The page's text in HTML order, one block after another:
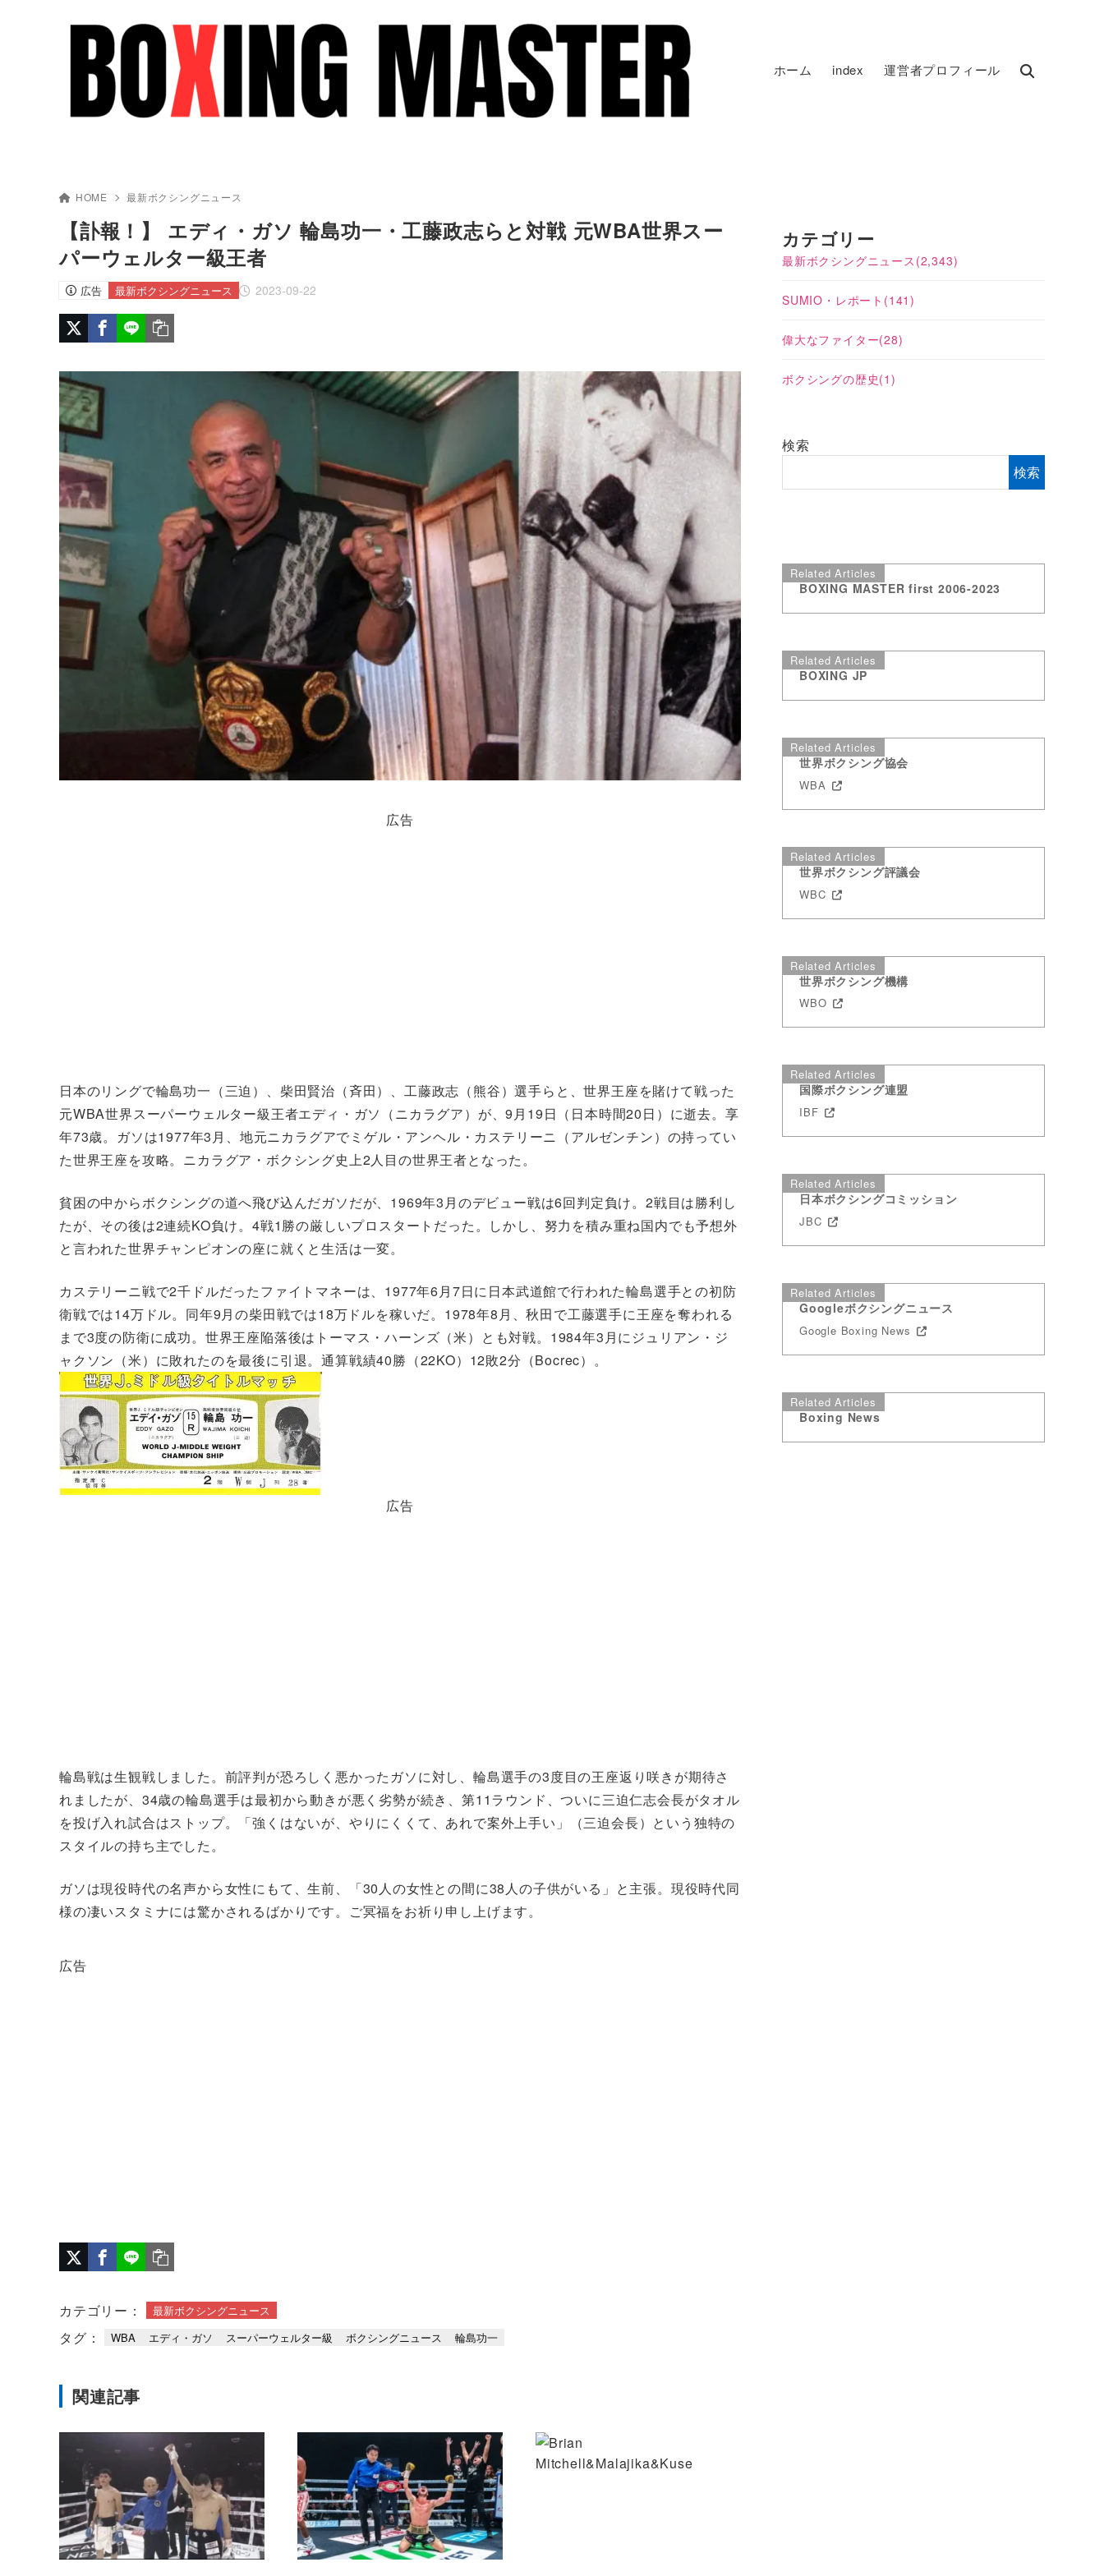
ホーム index 運営者プロフィール
HOME 最新ボクシングニュース
【訃報！】 エディ・ガソ 輪島功一・工藤政志らと対戦 元WBA世界スー
パーウェルター級王者
広告 2023-09-22
最新ボクシングニュース
広告
日本のリングで輪島功一（三迫）、柴田賢治（斉田）、工藤政志（熊谷）選手らと、世界王座を賭けて戦った
元WBA世界スーパーウェルター級王者エディ・ガソ（ニカラグア）が、9月19日（日本時間20日）に逝去。享
年73歳。ガソは1977年3月、地元ニカラグアでミゲル・アンヘル・カステリーニ（アルゼンチン）の持ってい
た世界王座を攻略。ニカラグア・ボクシング史上2人目の世界王者となった。
貧困の中からボクシングの道へ飛び込んだガソだが、1969年3月のデビュー戦は6回判定負け。2戦目は勝利し
たが、その後は2連続KO負け。4戦1勝の厳しいプロスタートだった。しかし、努力を積み重ね国内でも予想外
と言われた世界チャンピオンの座に就くと生活は一変。
カステリーニ戦で2千ドルだったファイトマネーは、1977年6月7日に日本武道館で行われた輪島選手との初防
衛戦では14万ドル。同年9月の柴田戦では18万ドルを稼いだ。1978年8月、秋田で工藤選手に王座を奪われる
まで3度の防衛に成功。世界王座陥落後はトーマス・ハーンズ（米）とも対戦。1984年3月にジュリアン・ジ
ャクソン（米）に敗れたのを最後に引退。通算戦績40勝（22KO）12敗2分（Bocrec）。
広告
輪島戦は生観戦しました。前評判が恐ろしく悪かったガソに対し、輪島選手の3度目の王座返り咲きが期待さ
れましたが、34歳の輪島選手は最初から動きが悪く劣勢が続き、第11ラウンド、ついに三迫仁志会長がタオル
を投げ入れ試合はストップ。「強くはないが、やりにくくて、あれで案外上手い」（三迫会長）という独特の
スタイルの持ち主でした。
ガソは現役時代の名声から女性にもて、生前、「30人の女性との間に38人の子供がいる」と主張。現役時代同
様の凄いスタミナには驚かされるばかりです。ご冥福をお祈り申し上げます。
広告
カテゴリー： 最新ボクシングニュース
タグ： WBA エディ・ガソ スーパーウェルター級 ボクシングニュース 輪島功一
関連記事
カテゴリー
最新ボクシングニュース (2,343)
SUMIO・レポート (141)
偉大なファイター(28)
ボクシングの歴史(1)
検索
検索
Related Articles
BOXING MASTER first 2006-2023
Related Articles
BOXING JP
Related Articles
世界ボクシング協会
WBA
Related Articles
世界ボクシング評議会
WBC
Related Articles
世界ボクシング機構
WBO
Related Articles
国際ボクシング連盟
IBF
Related Articles
日本ボクシングコミッション
JBC
Related Articles
Googleボクシングニュース
Google Boxing News
Related Articles
Boxing News